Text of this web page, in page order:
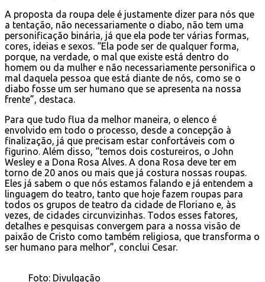
A proposta da roupa dele é justamente dizer para nós que
a tentação, não necessariamente o diabo, não tem uma
personificação binária, já que ela pode ter várias formas,
cores, ideias e sexos. “Ela pode ser de qualquer forma,
porque, na verdade, o mal que existe está dentro do
homem ou da mulher e não necessariamente personifica o
mal daquela pessoa que está diante de nós, como se o
diabo fosse um ser humano que se apresenta na nossa
frente”, destaca.
Para que tudo flua da melhor maneira, o elenco é
envolvido em todo o processo, desde a concepção à
finalização, já que precisam estar confortáveis com o
figurino. Além disso, “temos dois costureiros, o John
Wesley e a Dona Rosa Alves. A dona Rosa deve ter em
torno de 20 anos ou mais que já costura nossas roupas.
Eles já sabem o que nós estamos falando e já entendem a
linguagem do teatro, tanto que hoje fazem roupas para
todos os grupos de teatro da cidade de Floriano e, às
vezes, de cidades circunvizinhas. Todos esses fatores,
detalhes e pesquisas convergem para a nossa visão de
paixão de Cristo como também religiosa, que transforma o
ser humano para melhor”, conclui Cesar.
Foto: Divulgação